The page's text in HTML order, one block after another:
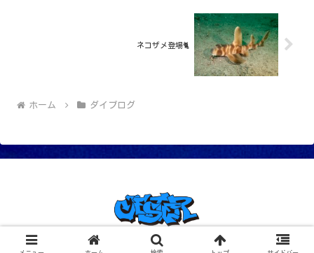
ネコザメ登場🐈
ホーム ダイブログ
© 2005 川奈ガイドサービス ジェスター.